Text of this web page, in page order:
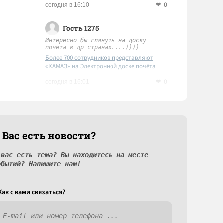
сегодня в 16:10 0
Гость 1275
Интересно бы глянуть на доску
почета в др странах....))))
Более 700 сотрудников представляют
«КАМАЗ» на Электронной доске почёта
есть новости?
есть тема? Вы находитесь на месте
Напишите нам!
c вами связаться?